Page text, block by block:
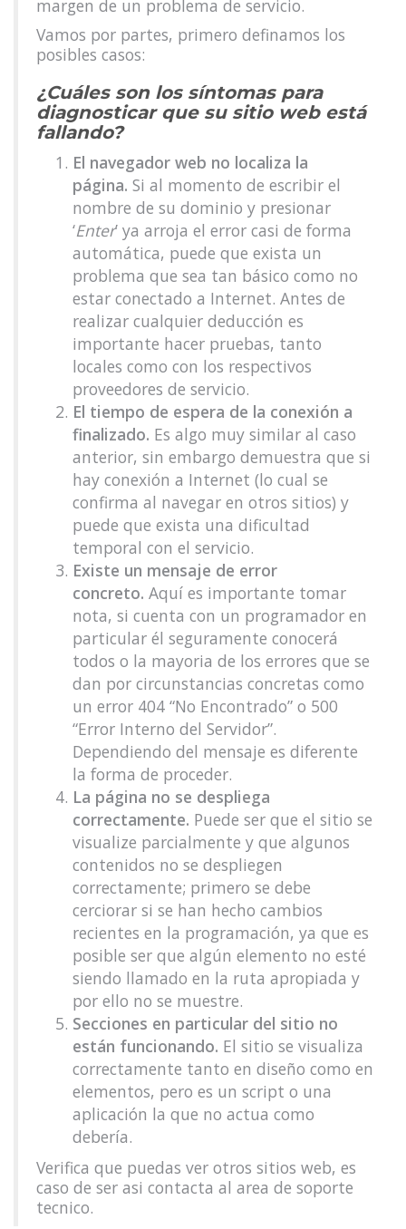
margen de un problema de servicio.
Vamos por partes, primero definamos los
posibles casos:
¿Cuáles son los síntomas para
diagnosticar que su sitio web está
fallando?
El navegador web no localiza la
página. Si al momento de escribir el
nombre de su dominio y presionar
‘Enter’ ya arroja el error casi de forma
automática, puede que exista un
problema que sea tan básico como no
estar conectado a Internet. Antes de
realizar cualquier deducción es
importante hacer pruebas, tanto
locales como con los respectivos
proveedores de servicio.
El tiempo de espera de la conexión a
finalizado. Es algo muy similar al caso
anterior, sin embargo demuestra que si
hay conexión a Internet (lo cual se
confirma al navegar en otros sitios) y
puede que exista una dificultad
temporal con el servicio.
Existe un mensaje de error
concreto. Aquí es importante tomar
nota, si cuenta con un programador en
particular él seguramente conocerá
todos o la mayoria de los errores que se
dan por circunstancias concretas como
un error 404 “No Encontrado” o 500
“Error Interno del Servidor”.
Dependiendo del mensaje es diferente
la forma de proceder.
La página no se despliega
correctamente. Puede ser que el sitio se
visualize parcialmente y que algunos
contenidos no se despliegen
correctamente; primero se debe
cerciorar si se han hecho cambios
recientes en la programación, ya que es
posible ser que algún elemento no esté
siendo llamado en la ruta apropiada y
por ello no se muestre.
Secciones en particular del sitio no
están funcionando. El sitio se visualiza
correctamente tanto en diseño como en
elementos, pero es un script o una
aplicación la que no actua como
debería.
Verifica que puedas ver otros sitios web, es
caso de ser asi contacta al area de soporte
tecnico.